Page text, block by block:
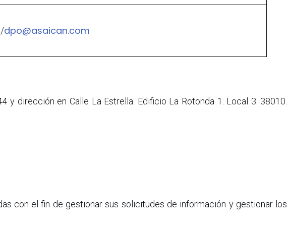
dpo@asaican.com
dirección en Calle La Estrella. Edificio La Rotonda 1. Local 3. 38010.
con el fin de gestionar sus solicitudes de información y gestionar los